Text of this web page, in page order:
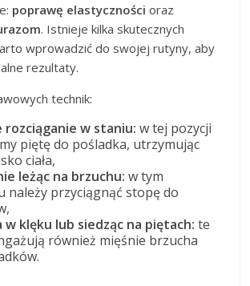
poprawę elastyczności oraz
. Istnieje kilka skutecznych
wprowadzić do swojej rutyny, aby
rezultaty.
technik:
rozciąganie w staniu: w tej pozycji
piętę do pośladka, utrzymując
ciała,
leżąc na brzuchu: w tym
należy przyciągnąć stopę do
w klęku lub siedząc na piętach: te
również mięśnie brzucha